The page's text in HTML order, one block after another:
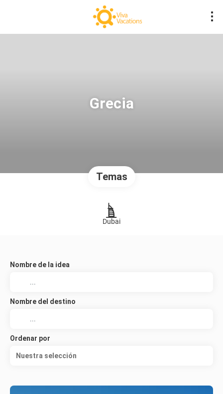
Grecia
Temas
Dubai
Nombre de la idea
Nombre del destino
Ordenar por
Nuestra selección